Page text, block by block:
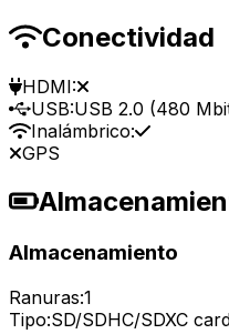
Conectividad
HDMI:
USB:USB 2.0 (480
Inalámbrico:
GPS
Almacenamiento
Ranuras:1
Tipo:SD/SDHC/SDXC